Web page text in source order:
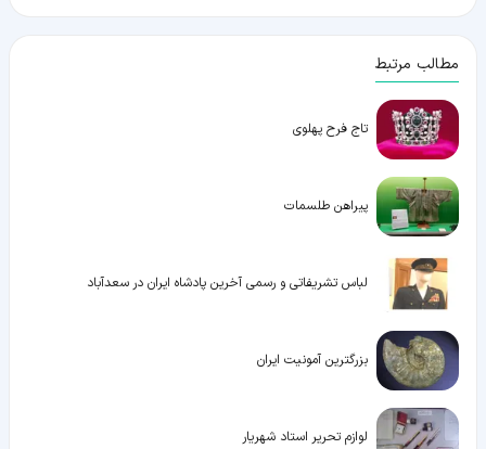
مطالب مرتبط
تاج فرح پهلوی
پیراهن طلسمات
لباس تشریفاتی و رسمی آخرین پادشاه ایران در سعدآباد
بزرگترین آمونیت ایران
لوازم تحریر استاد شهریار